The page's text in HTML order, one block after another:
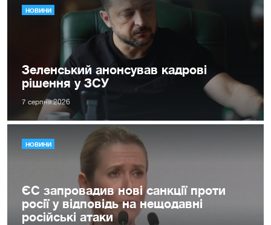
НОВИНИ
Зеленський анонсував кадрові
рішення у ЗСУ
7 серпня 2026
НОВИНИ
ЄС запровадив нові санкції проти
росії у відповідь на нещодавні
російські атаки